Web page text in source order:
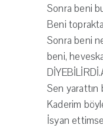
Sonra beni
Beni
Sonra beni
beni,
Sen yarattın
Kaderim
İsyan